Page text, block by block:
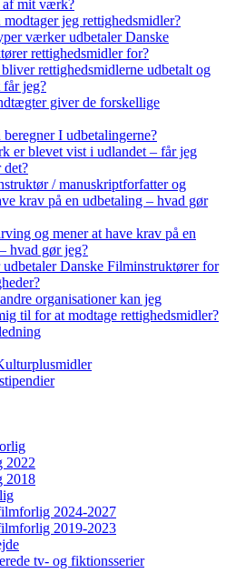
af mit værk?
jeg rettighedsmidler?
værker udbetaler Danske
rettighedsmidler for?
rettighedsmidlerne udbetalt og
får jeg?
giver de forskellige
I udbetalingerne?
er blevet vist i udlandet – får jeg
det?
/ manuskriptforfatter og
krav på en udbetaling – hvad gør
og mener at have krav på en
hvad gør jeg?
Danske Filminstruktører for
organisationer kan jeg
til for at modtage rettighedsmidler?
2022
2018
2024-2027
2019-2023
tv- og fiktionsserier